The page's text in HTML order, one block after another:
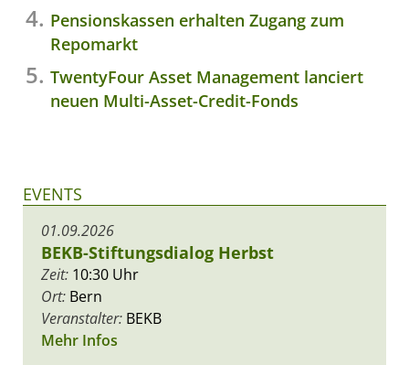
Pensionskassen erhalten Zugang zum
Repomarkt
TwentyFour Asset Management lanciert
neuen Multi-Asset-Credit-Fonds
EVENTS
01.09.2026
BEKB-Stiftungsdialog Herbst
Zeit: 10:30 Uhr
Ort: Bern
Veranstalter: BEKB
Mehr Infos